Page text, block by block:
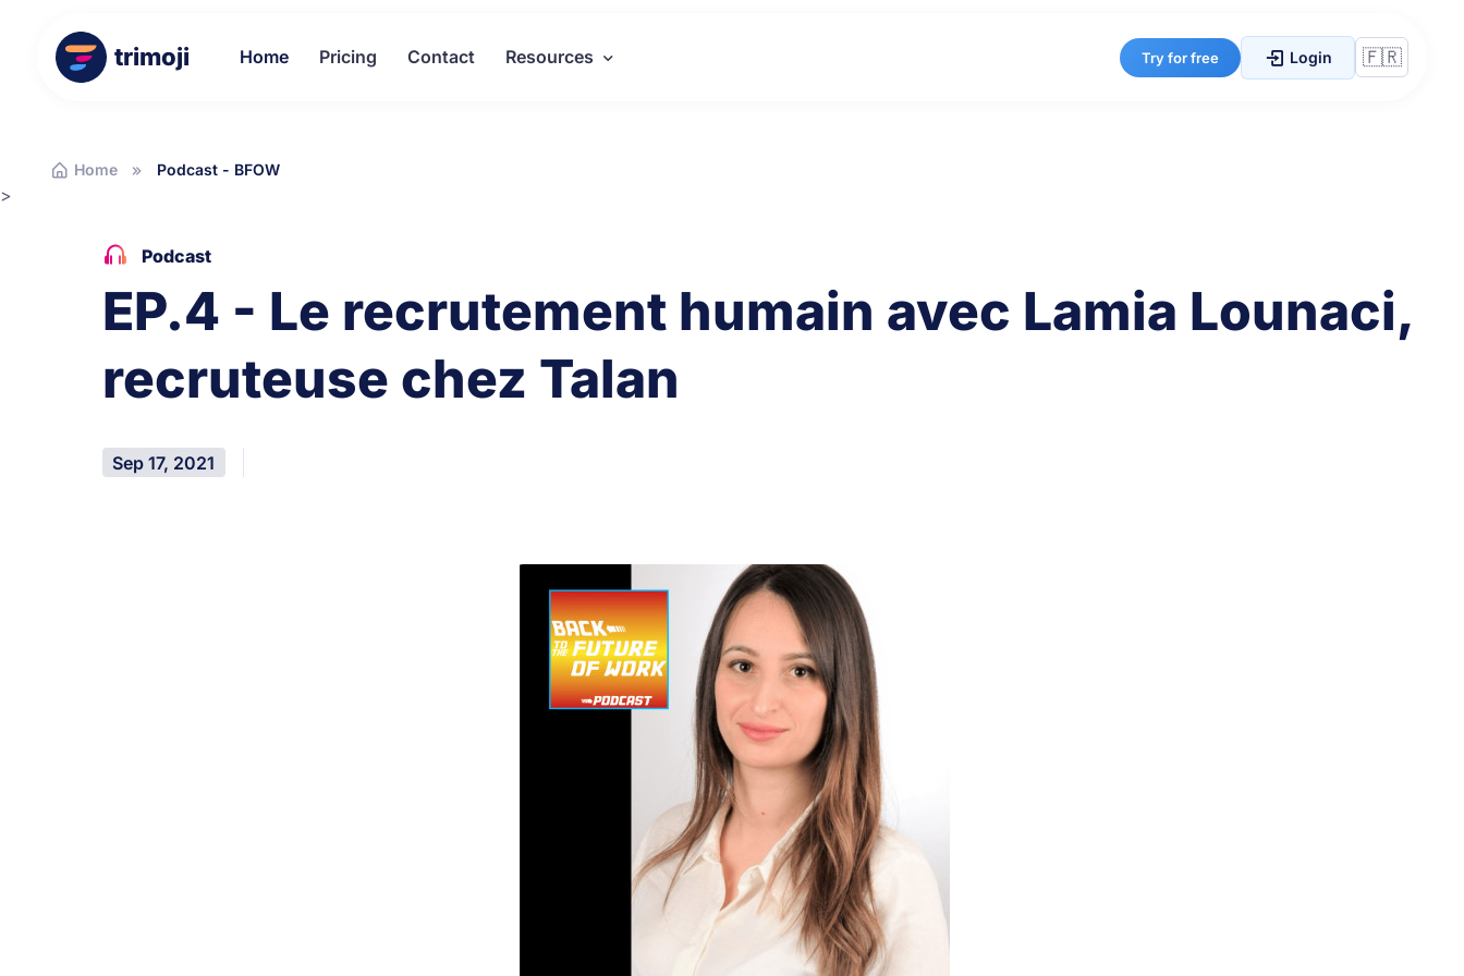
trimoji Home Pricing Contact Resources Try for free Login
Home Podcast - BFOW
>
Podcast
EP.4 - Le recrutement humain avec Lamia Lounaci,
recruteuse chez Talan
Sep 17, 2021